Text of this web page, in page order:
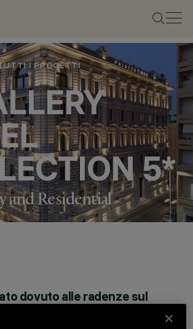
I PROGETTI
5*
and Residential
dovuto alle radenze sul